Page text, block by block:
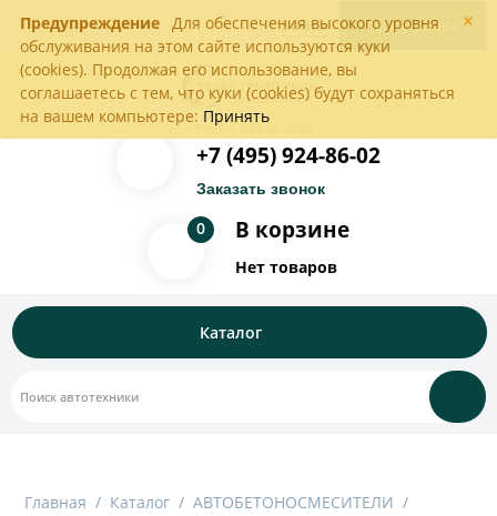
×
Предупреждение Для обеспечения высокого уровня
обслуживания на этом сайте используются куки
(cookies). Продолжая его использование, вы
соглашаетесь с тем, что куки (cookies) будут сохраняться
на вашем компьютере: Принять
Войти Регистрация
Пн-Пт с 9:00 до 18:00
+7 (495) 924-86-02
Заказать звонок
В корзине
0
Нет товаров
Каталог
Главная / Каталог / АВТОБЕТОНОСМЕСИТЕЛИ /